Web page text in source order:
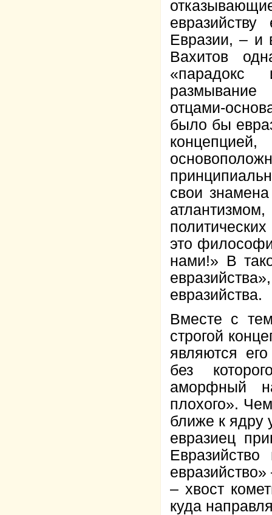
Евразии, – и
Вахитов
«парадокс
размывание
отцами-
было бы
свои
это
нами!» В
евразийства.
Вместе с
строгой
являются
без
аморфный
плохого».
ближе к ядру
евразиец
– хвост
куда